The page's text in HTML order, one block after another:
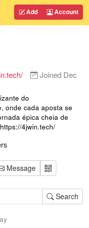
Add Account
Joined Dec
do
onde cada aposta se
épica cheia de
4jwin.tech/
Message
Search